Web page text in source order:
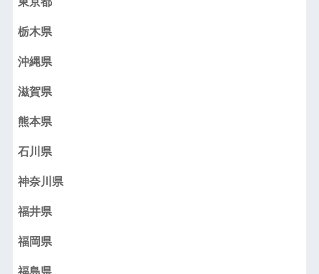
栃木県
沖縄県
滋賀県
熊本県
石川県
神奈川県
福井県
福岡県
福島県